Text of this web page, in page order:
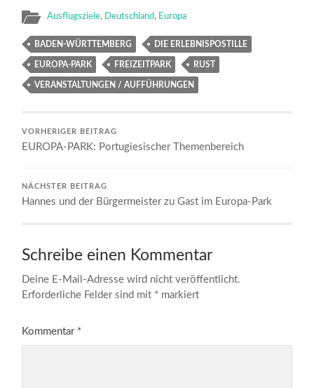
Ausflugsziele, Deutschland, Europa
BADEN-WÜRTTEMBERG DIE ERLEBNISPOSTILLE
EUROPA-PARK FREIZEITPARK RUST
VERANSTALTUNGEN / AUFFÜHRUNGEN
VORHERIGER BEITRAG
EUROPA-PARK: Portugiesischer Themenbereich
NÄCHSTER BEITRAG
Hannes und der Bürgermeister zu Gast im Europa-Park
Schreibe einen Kommentar
Deine E-Mail-Adresse wird nicht veröffentlicht.
Erforderliche Felder sind mit * markiert
Kommentar *